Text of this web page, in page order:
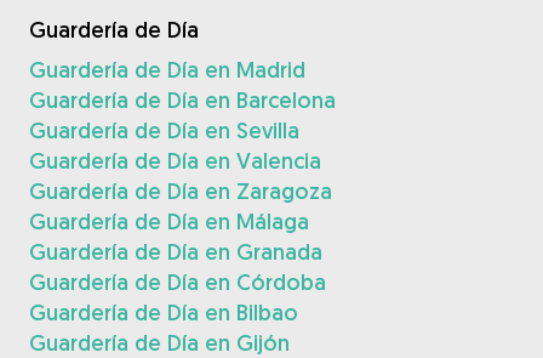
Guardería de Día
Guardería de Día en Madrid
Guardería de Día en Barcelona
Guardería de Día en Sevilla
Guardería de Día en Valencia
Guardería de Día en Zaragoza
Guardería de Día en Málaga
Guardería de Día en Granada
Guardería de Día en Córdoba
Guardería de Día en Bilbao
Guardería de Día en Gijón